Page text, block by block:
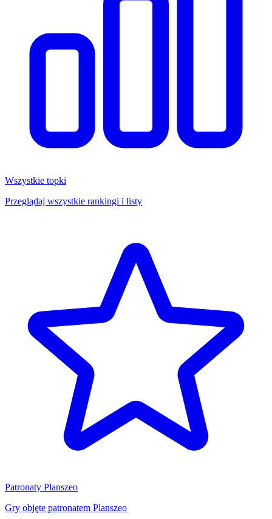
Wszystkie topki
Przeglądaj wszystkie rankingi i listy
Patronaty Planszeo
Gry objęte patronatem Planszeo